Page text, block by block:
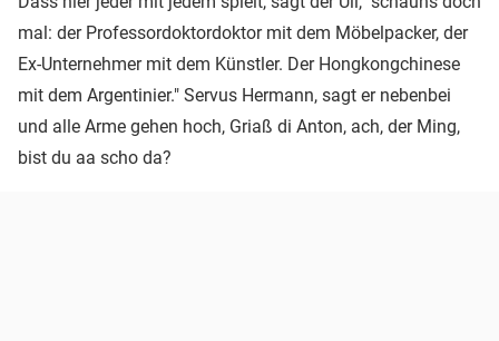
mal: der Professordoktordoktor mit dem Möbelpacker, der
Ex-Unternehmer mit dem Künstler. Der Hongkongchinese
mit dem Argentinier." Servus Hermann, sagt er nebenbei
und alle Arme gehen hoch, Griaß di Anton, ach, der Ming,
bist du aa scho da?